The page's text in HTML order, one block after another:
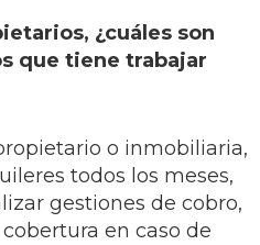
¿cuáles son
que tiene trabajar
o inmobiliaria,
todos los meses,
gestiones de cobro,
en caso de